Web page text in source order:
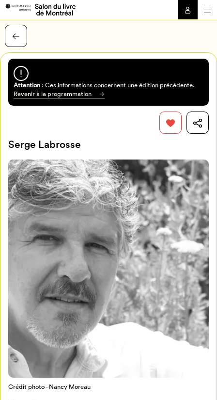
Mon Salon
Programmation
Billetterie
Attention: Ces informations concernent une édition précédente.
Revenir à la programmation
Serge Labrosse
Crédit photo - Nancy Moreau
Pour enregistrer vos favoris,
connectez-vous ou créez votre profil
Mon Salon
Se connecter